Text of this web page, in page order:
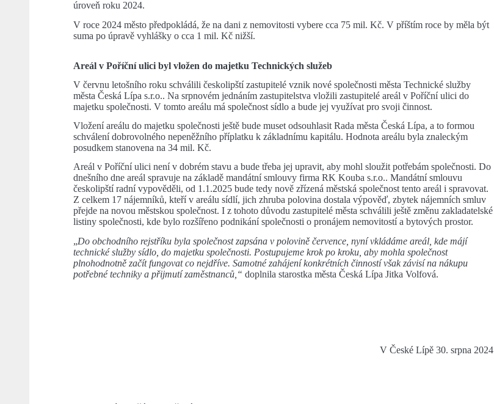
úroveň roku 2024.
V roce 2024 město předpokládá, že na dani z nemovitosti vybere cca 75 mil. Kč. V příštím roce by měla být
suma po úpravě vyhlášky o cca 1 mil. Kč nižší.
Areál v Poříční ulici byl vložen do majetku Technických služeb
V červnu letošního roku schválili českolipští zastupitelé vznik nové společnosti města Technické služby
města Česká Lípa s.r.o.. Na srpnovém jednáním zastupitelstva vložili zastupitelé areál v Poříční ulici do
majetku společnosti. V tomto areálu má společnost sídlo a bude jej využívat pro svoji činnost.
Vložení areálu do majetku společnosti ještě bude muset odsouhlasit Rada města Česká Lípa, a to formou
schválení dobrovolného nepeněžního příplatku k základnímu kapitálu. Hodnota areálu byla znaleckým
posudkem stanovena na 34 mil. Kč.
Areál v Poříční ulici není v dobrém stavu a bude třeba jej upravit, aby mohl sloužit potřebám společnosti. Do
dnešního dne areál spravuje na základě mandátní smlouvy firma RK Kouba s.r.o.. Mandátní smlouvu
českolipští radní vypověděli, od 1.1.2025 bude tedy nově zřízená městská společnost tento areál i spravovat.
Z celkem 17 nájemníků, kteří v areálu sídlí, jich zhruba polovina dostala výpověď, zbytek nájemních smluv
přejde na novou městskou společnost. I z tohoto důvodu zastupitelé města schválili ještě změnu zakladatelské
listiny společnosti, kde bylo rozšířeno podnikání společnosti o pronájem nemovitostí a bytových prostor.
„Do obchodního rejstříku byla společnost zapsána v polovině července, nyní vkládáme areál, kde májí
technické služby sídlo, do majetku společnosti. Postupujeme krok po kroku, aby mohla společnost
plnohodnotně začít fungovat co nejdříve. Samotné zahájení konkrétních činností však závisí na nákupu
potřebné techniky a přijmutí zaměstnanců,“ doplnila starostka města Česká Lípa Jitka Volfová.
V České Lípě 30. srpna 2024